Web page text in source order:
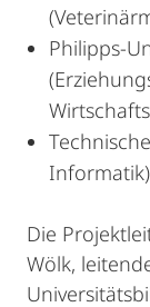
Philipps-
Informatik)
Die
Wölk,